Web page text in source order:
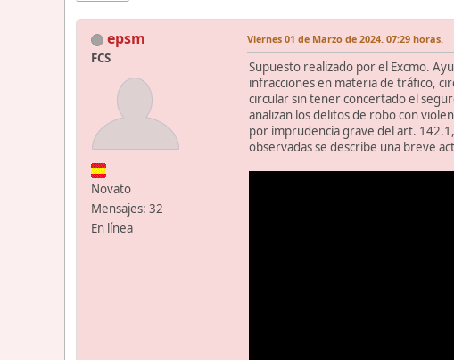
epsm
FCS
Novato
Mensajes: 32
En línea
Viernes 01 de Marzo de 2024. 07:29 horas.
Supuesto realizado por el Excmo.
infracciones en materia de tráfico,
circular sin tener concertado el
analizan los delitos de robo con
por imprudencia grave del art.
observadas se describe una breve